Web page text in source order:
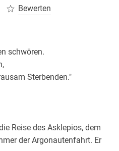
Bewerten
schwören.
Sterbenden."
Reise des Asklepios, dem
der Argonautenfahrt. Er